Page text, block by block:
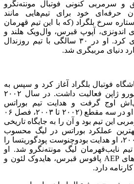
و سرمربی کنونی فوتبال مونته‌نگرو
حرفه‌ای خود برای تیم‌هایی مانند
سرخ بلگراد (که با این تیم قهرمان
اندونزی، آپوپ قبرس، وال‌ویک هلند و
آویسپا فوکوئوکا ژاپن بازی کرد. او در ۳۰ سالگی با تیم روزندال
دنیای مربیگری شد.
فوتبال بلگراد آغاز کرد و سپس به
عنوان دستیار در تیم ساپورو ژاپن فعالیت داشت. در سال ۲۰۰۲
اوج گرفت و هدایت تیم بوراتس
چاچاک را بر عهده گرفت. او در سه مقطع (۲۰۰۲ تا ۲۰۰۳، فصل ۰۶
سال ۲۰۰۷) سرمربی این تیم بود و آن را به جایگاه تاریخی
عملکرد بوراتس در لیگ محسوب
می‌شود. در فصل ۰۷ – ۲۰۰۶، او هدایت بودوچنوست پودگوریتسا را
نایب‌قهرمان لیگ مونته‌نگرو شد. او
همچنین سابقه هدایت تیم‌های AEP پافوس قبرس، هایدوک لئون و
دارد.